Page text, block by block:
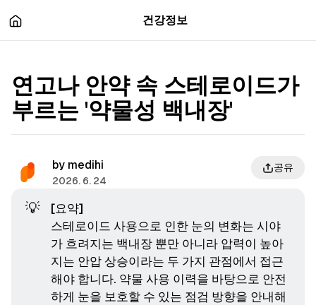
건강정보
연고나 안약 속 스테로이드가
부르는 '약물성 백내장'
by medihi
2026. 6. 24
공유
💡
[요약]
스테로이드 사용으로 인한 눈의 변화는 시야
가 흐려지는 백내장 뿐만 아니라 압력이 높아
지는 안압 상승이라는 두 가지 관점에서 접근
해야 합니다. 약물 사용 이력을 바탕으로 안전
하게 눈을 보호할 수 있는 점검 방향을 안내해